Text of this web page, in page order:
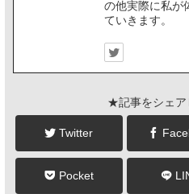
の他実際に私が
ていきます。
★記事をシェ
Twitter
Pocket